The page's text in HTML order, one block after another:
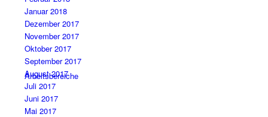
Arbeitsbereiche
Januar 2018
Dezember 2017
November 2017
Oktober 2017
September 2017
August 2017
Juli 2017
Juni 2017
Mai 2017